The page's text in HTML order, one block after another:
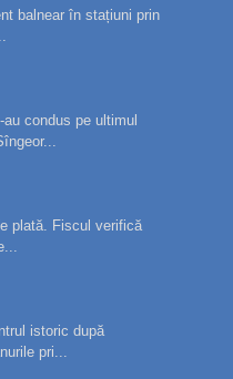
balnear în stațiuni prin
condus pe ultimul
plată. Fiscul verifică
istoric după
pri...